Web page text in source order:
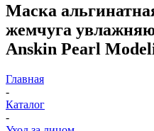
Маска
жемчуга
Anskin Pearl
Главная
-
Каталог
-